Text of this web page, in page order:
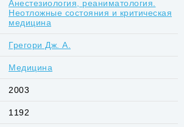
Анестезиология, реаниматология.
Неотложные состояния и критическая
медицина
Грегори Дж. А.
Медицина
2003
1192